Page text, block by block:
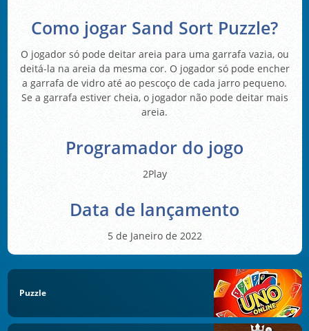
Como jogar Sand Sort Puzzle?
O jogador só pode deitar areia para uma garrafa vazia, ou
deitá-la na areia da mesma cor. O jogador só pode encher
a garrafa de vidro até ao pescoço de cada jarro pequeno.
Se a garrafa estiver cheia, o jogador não pode deitar mais
areia.
Programador do jogo
2Play
Data de lançamento
5 de Janeiro de 2022
Puzzle